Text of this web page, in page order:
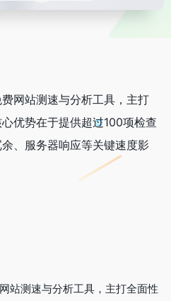
网站测速与分析工具，主打
优势在于提供超过100项检查
、服务器响应等关键速度影
站测速与分析工具，主打全面性